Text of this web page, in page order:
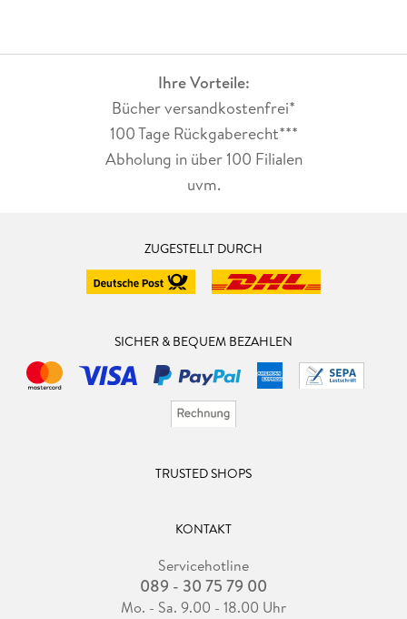
Ihre Vorteile:
Bücher versandkostenfrei*
100 Tage Rückgaberecht***
Abholung in über 100 Filialen
uvm.
ZUGESTELLT DURCH
SICHER & BEQUEM BEZAHLEN
TRUSTED SHOPS
KONTAKT
Servicehotline
089 - 30 75 79 00
Mo. - Sa. 9.00 - 18.00 Uhr